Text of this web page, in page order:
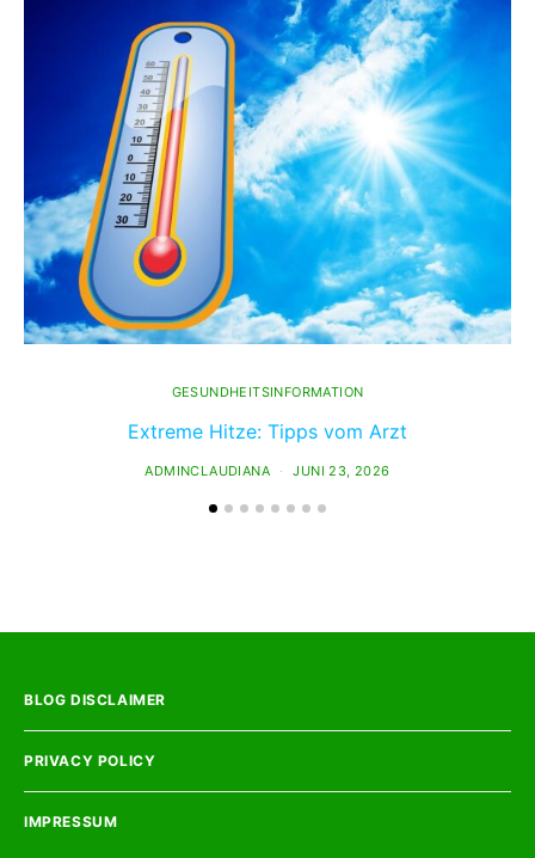
GESUNDHEITSINFORMATION
Extreme Hitze: Tipps vom Arzt
ADMINCLAUDIANA JUNI 23, 2026
BLOG DISCLAIMER
PRIVACY POLICY
IMPRESSUM